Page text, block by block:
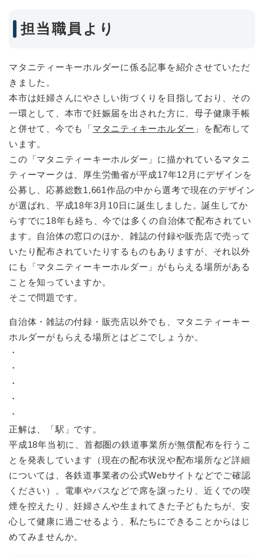
担当職員より
マタニティーキーホルダーに係る記事を紹介させていただ
きました。
本市は妊婦さんにやさしい街づくりを目指しており、その
一環として、本市で妊娠届を出された方に、母子健康手帳
と併せて、今でも「マタニティキーホルダー 」を配布して
います。
この「マタニティーキーホルダー」に描かれているマタニ
ティーマークは、厚生労働省が平成17年12月にデザインを
公募し、応募総数1,661作品の中から選考で現在のデザイン
が選ばれ、平成18年3月10日に誕生しました。誕生してか
らすでに18年も経ち、今では多くの自治体で配布されてい
ます。自治体の窓口のほか、雑誌の付録や販売店で売って
いたり配布されていたりするものもありますが、それ以外
にも「マタニティーキーホルダー」がもらえる場所がある
ことを知っていますか。
そこで問題です。
自治体・雑誌の付録・販売店以外でも、マタニティーキー
ホルダーがもらえる場所とはどこでしょうか。
・
・
・
・
・
正解は、「駅」です。
平成18年当初に、首都圏の鉄道事業所が無償配布を行うこ
とを発表しています（現在の配布状況や配布場所など詳細
については、各鉄道事業者の公式Webサイトなどでご確認
ください）。電車やバスなどで席を譲ったり、近くでの喫
煙を控えたり、妊婦さんや生まれてきた子どもたちが、安
心して健康に過ごせるよう、私たちにできることからはじ
めてみませんか。